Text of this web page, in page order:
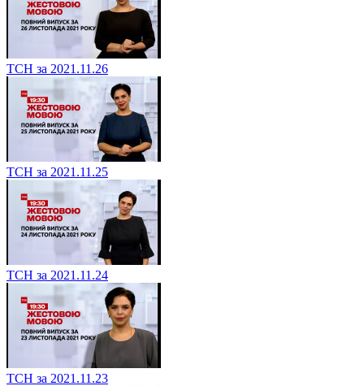
ТСН за 2021.11.26
ТСН за 2021.11.25
ТСН за 2021.11.24
ТСН за 2021.11.23